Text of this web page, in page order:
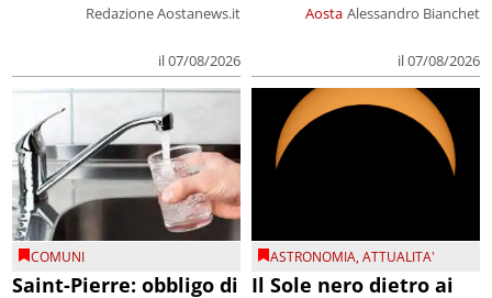
COMUNI
Saint-Pierre: obbligo di
bollitura dell’acqua in
Il Sole nero dietro ai
Giganti: guida